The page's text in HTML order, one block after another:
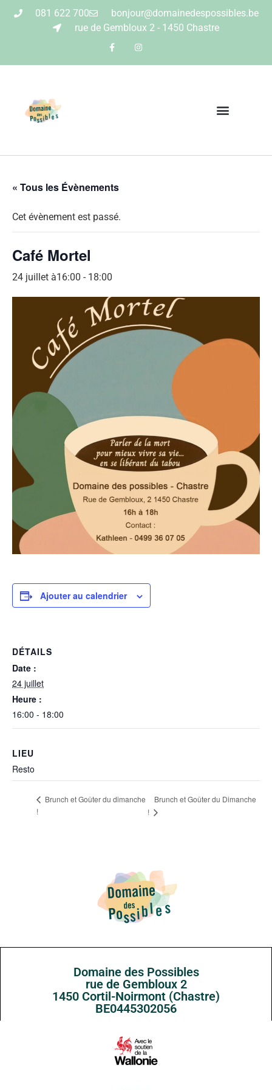
081 622 700
bonjour@domainedespossibles.be
rue de Gembloux 2 - 1450 Chastre
« Tous les Évènements
Cet évènement est passé.
Café Mortel
24 juillet à16:00 - 18:00
Ajouter au calendrier
DÉTAILS
Date :
24 juillet
Heure :
16:00 - 18:00
LIEU
Resto
Brunch et Goûter du dimanche
!
Brunch et Goûter du Dimanche
!
Domaine des Possibles
rue de Gembloux 2
1450 Cortil-Noirmont (Chastre)
BE0445302056